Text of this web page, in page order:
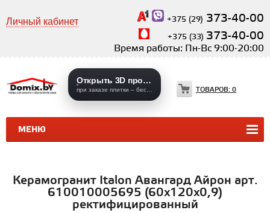
Личный кабинет +375 (29) 373-40-00
+375 (33) 373-40-00
Время работы: Пн-Вс 9:00-20:00
МЕНЮ
Открыть 3D проекты
ТОВАРОВ: 0
КЕРАМИЧЕСКАЯ ПЛИТКА
Керамогранит Italon Авангард Айрон арт.
610010005695 (60x120х0,9)
ректифицированный